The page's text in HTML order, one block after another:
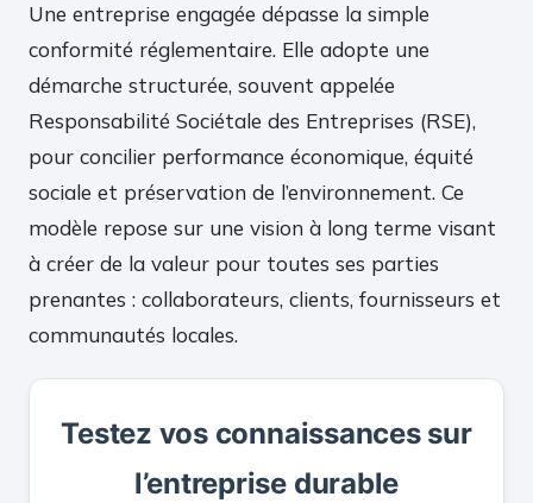
Une entreprise engagée dépasse la simple
conformité réglementaire. Elle adopte une
démarche structurée, souvent appelée
Responsabilité Sociétale des Entreprises (RSE),
pour concilier performance économique, équité
sociale et préservation de l’environnement. Ce
modèle repose sur une vision à long terme visant
à créer de la valeur pour toutes ses parties
prenantes : collaborateurs, clients, fournisseurs et
communautés locales.
Testez vos connaissances sur
l’entreprise durable